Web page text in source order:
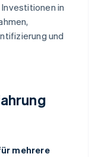
Investitionen in
und
mehrere